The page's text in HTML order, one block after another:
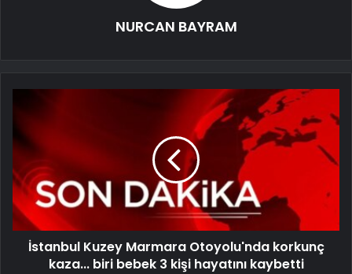
NURCAN BAYRAM
İstanbul Kuzey Marmara Otoyolu'nda korkunç
kaza... biri bebek 3 kişi hayatını kaybetti